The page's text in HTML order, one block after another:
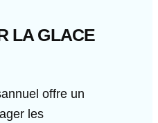
LA GLACE
offre un
les